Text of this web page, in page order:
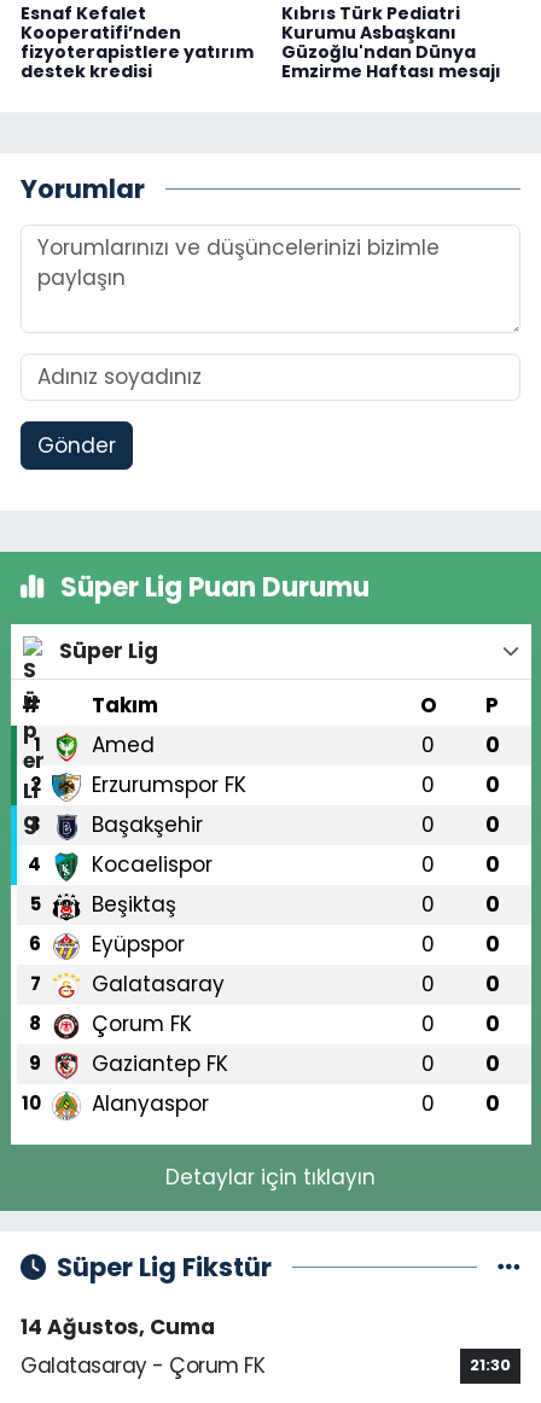
Esnaf Kefalet
Kooperatifi’nden
fizyoterapistlere yatırım
destek kredisi
Kıbrıs Türk Pediatri
Kurumu Asbaşkanı
Güzoğlu'ndan Dünya
Emzirme Haftası mesajı
Yorumlar
Gönder
Süper Lig Puan Durumu
Süper Lig
#
Takım O P
1 Amed 0 0
2 Erzurumspor FK 0 0
3 Başakşehir 0 0
4 Kocaelispor 0 0
5 Beşiktaş 0 0
6 Eyüpspor 0 0
7 Galatasaray 0 0
8 Çorum FK 0 0
9 Gaziantep FK 0 0
10 Alanyaspor 0 0
Detaylar için tıklayın
Süper Lig Fikstür
14 Ağustos, Cuma
Galatasaray - Çorum FK
21:30